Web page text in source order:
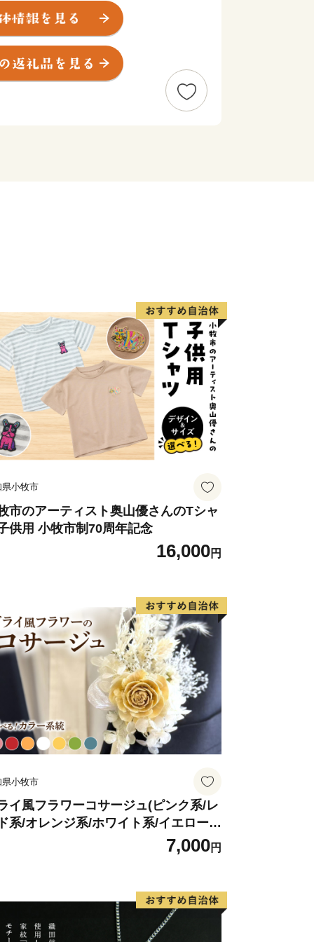
綾町は、半世紀にわたって森を守
を進めてきました。全国に先駆けて
芸の里づくり、綾の照葉樹林プロジ
みは世界的に高い評価をいただき、
ストップ特例申請書について】
プ特例申請書のお届けは、入金確認
の品とは別でお送りいたします。
れる方には返信用封筒を同封してお
等が生じた場合はご連絡ください。
1432-15
プ受付センター 宛
小牧市
市のアーティスト奥山優さんのTシャ
供用 小牧市制70周年記念
16,000円
小牧市
イ風フラワーコサージュ(ピンク系/レ
系/オレンジ系/ホワイト系/イエロー
7,000円